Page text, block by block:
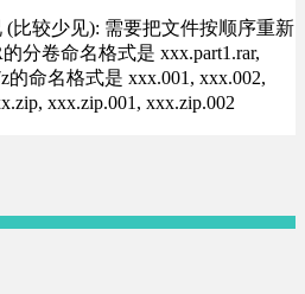
比较少见): 需要把文件按顺序重新
分卷命名格式是 xxx.part1.rar,
的命名格式是 xxx.001, xxx.002,
xxx.zip.001, xxx.zip.002